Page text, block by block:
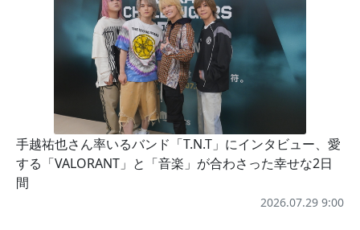
手越祐也さん率いるバンド「T.N.T」にインタビュー、愛
する「VALORANT」と「音楽」が合わさった幸せな2日
間
2026.07.29 9:00